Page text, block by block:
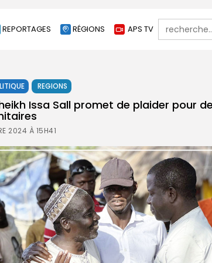
REPORTAGES RÉGIONS APS TV
Search
for:
REGIONS
Issa Sall promet de plaider pour
2024 À 15H41